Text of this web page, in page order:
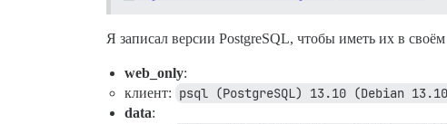
Я записал версии PostgreSQL, чтобы иметь их в
web_only:
клиент: psql (PostgreSQL) 13.10 (Debian
data: